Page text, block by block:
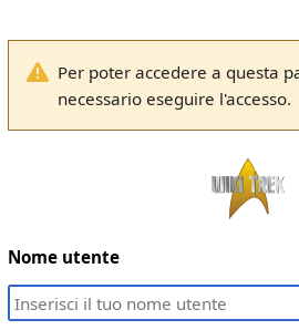
Per poter accedere a questa
necessario eseguire l'accesso.
Nome utente